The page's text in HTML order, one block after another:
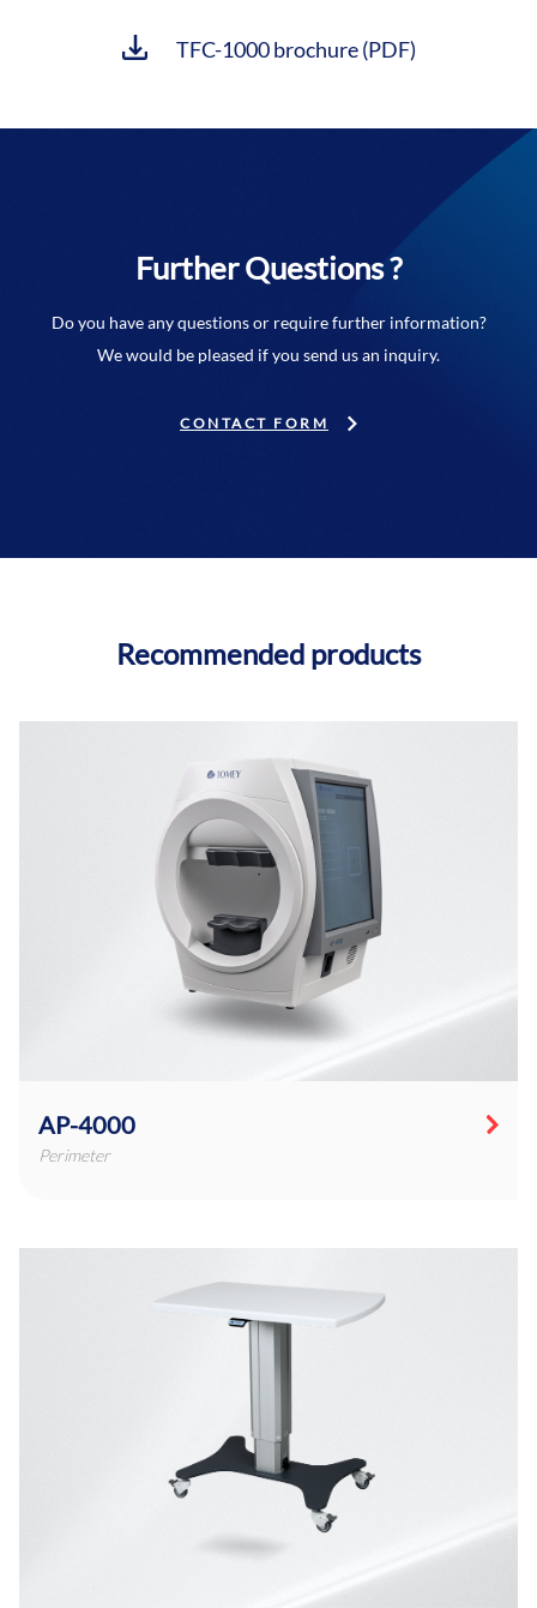
TFC-1000 brochure (PDF)
Further Questions ?
Do you have any questions or require further information?
We would be pleased if you send us an inquiry.
CONTACT FORM
Recommended products
AP-4000
Perimeter